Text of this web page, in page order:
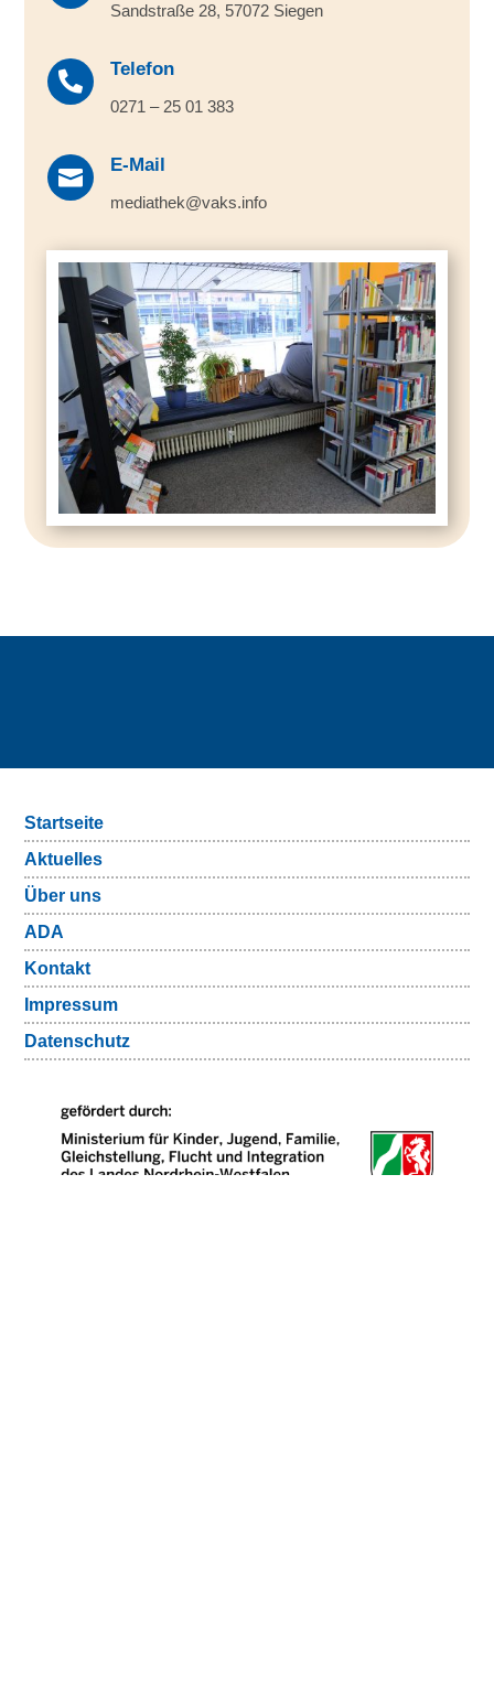
Sandstraße 28, 57072 Siegen

Telefon
0271 – 25 01 383

E-Mail
mediathek@vaks.info
Startseite
Aktuelles
Über uns
ADA
Kontakt
Impressum
Datenschutz